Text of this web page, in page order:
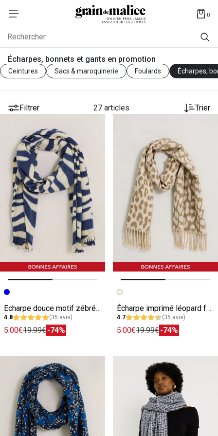
0
Rechercher
Écharpes, bonnets et gants en promotion
Ceintures Sacs & maroquinerie Foulards Écharpes,
Filtrer 27 articles Trier
Image précédente
Image suivante
Echarpe douce motif zébré femme
4.8 (35 avis)
5.00€19.99€-74%
Image précédente
Image suivante
Écharpe imprimé léopard femme
4.7 (35 avis)
5.00€19.99€-74%